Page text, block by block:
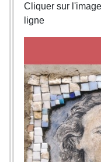
Cliquer sur
ligne